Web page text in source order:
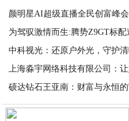
颜明星AI超级直播全民创富峰
为驾驭激情而生:腾势Z9GT标配
中科视光：还原户外光，守护
上海淼宇网络科技有限公司：
硕达钻石王亚南：财富与永恒